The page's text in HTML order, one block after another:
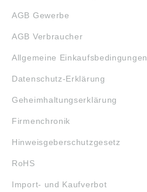
AGB Gewerbe
AGB Verbraucher
Allgemeine Einkaufsbedingungen
Datenschutz-Erklärung
Geheimhaltungserklärung
Firmenchronik
Hinweisgeberschutzgesetz
RoHS
Import- und Kaufverbot